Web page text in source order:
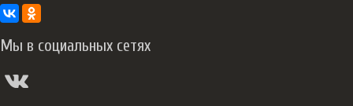
Мы в социальных сетях